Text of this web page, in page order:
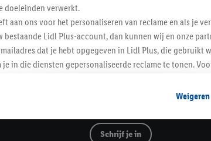
Lidl Nieuwsbrief
Lidl Nieuwsbrief
Schrijf je in
doeleinden verwerkt.
aan ons voor het personaliseren van reclame en als je
Lidl Plus-account, dan kunnen wij en onze
dat je hebt opgegeven in Lidl Plus, die gebruikt
in die diensten gepersonaliseerde reclame te tonen.
geeft, dan kunnen retargeting advertenties worden
(bijvoorbeeld door het product in een winkelmandje
retargeting advertenties kunnen op verschillende
Weigeren